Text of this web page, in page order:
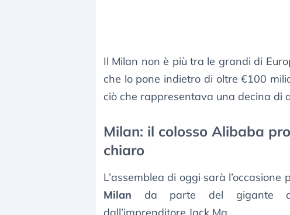
Il Milan non è più tra le grandi di
che lo pone indietro di oltre €100
ciò che rappresentava una decina di
Milan: il colosso Alibaba
chiaro
L’assemblea di oggi sarà
Milan da parte del gigante di